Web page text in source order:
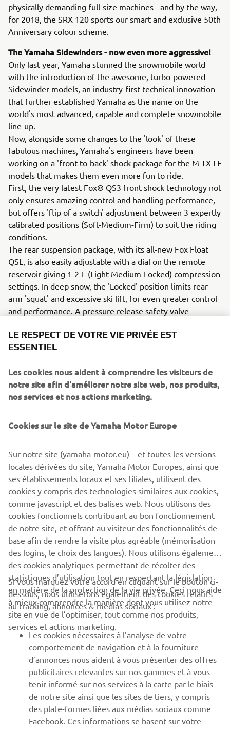
physically demanding full-size machines - and by the way,
for 2018, the SRX 120 sports our smart and exclusive 50th
Anniversary colour scheme.
The Yamaha Sidewinders - now even more aggressive!
Only last year, Yamaha stunned the snowmobile world
with the introduction of the awesome, turbo-powered
Sidewinder models, an industry-first technical innovation
that further established Yamaha as the name on the
world's most advanced, capable and complete snowmobile
line-up.
Now, alongside some changes to the 'look' of these
fabulous machines, Yamaha's engineers have been
working on a 'front-to-back' shock package for the M-TX LE
models that makes them even more fun to ride.
First, the very latest Fox® QS3 front shock technology not
only ensures amazing control and handling performance,
but offers 'flip of a switch' adjustment between 3 expertly
calibrated positions (Soft-Medium-Firm) to suit the riding
conditions.
The rear suspension package, with its all-new Fox Float
QSL, is also easily adjustable with a dial on the remote
reservoir giving 1-2-L (Light-Medium-Locked) compression
settings. In deep snow, the 'Locked' position limits rear-
arm 'squat' and excessive ski lift, for even greater control
and performance. A pressure release safety valve
even when set to 'L' position.
Finally, to ensure these suspension upgrades work
to add even more floatability and manoeuvrability - the
driveshaft of the Sidewinder M-TX LE models has been
lowered by 28.5º to give the track a 9.7º flatter approach
We like you to look good too!
2018 Yamaha snowmobiles are available in even more
exclusive and exciting colour and graphic schemes,
including our unique 50th Anniversary livery. The special
Limited Edition version of the Sidewinder M-TX 162 LE is a
great example.
CORPORATE
BUSINESS
PLUS YAMAHA
SUPPORT
NEWSLETTER
Découvrez en exclusivité les dernières offres, les événements
LE RESPECT DE VOTRE VIE PRIVÉE EST
ESSENTIEL
Les cookies nous aident à comprendre les visiteurs de
notre site afin d'améliorer notre site web, nos produits,
nos services et nos actions marketing.
Cookies sur le site de Yamaha Motor Europe
Sur notre site (yamaha-motor.eu) – et toutes les versions
locales dérivées du site, Yamaha Motor Europes, ainsi que
ses établissements locaux et ses filiales, utilisent des
cookies y compris des technologies similaires aux cookies,
comme javascript et des balises web. Nous utilisons des
cookies fonctionnels contribuant au bon fonctionnement
de notre site, et offrant au visiteur des fonctionnalités de
base afin de rendre la visite plus agréable (mémorisation
des logins, le choix des langues). Nous utilisons également
des cookies analytiques permettant de récolter des
statistiques d’utilisation tout en respectant la législation
en matière de la protection de la vie privée. Ceci nous aide
à mieux comprendre la manière dont vous utilisez notre
site en vue de l’optimiser, tout comme nos produits,
services et actions marketing.
Si vous marquez votre accord en cliquant sur le bouton ci-
dessous, nous utiliserons également des cookies relatifs
au tracking, annonces & médias sociaux :
Les cookies nécessaires à l’analyse de votre
comportement de navigation et à la fourniture
d’annonces nous aident à vous présenter des offres
publicitaires relevantes sur nos gammes et à vous
tenir informé sur nos services à la carte par le biais
de notre site ainsi que les sites de tiers, y compris
des plate-formes liées aux médias sociaux comme
Facebook. Ces informations se basent sur votre